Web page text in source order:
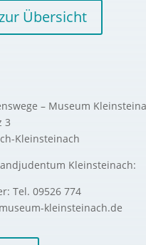
Übersicht
– Museum
3
Kleinsteinach
Kleinsteinach:
Tel. 09526 774
kleinsteinach.de